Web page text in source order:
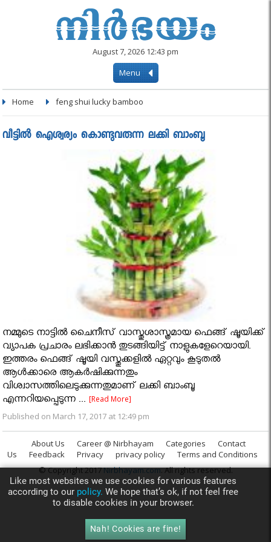
August 7, 2026 12:43 pm
Menu
Home feng shui lucky bamboo
വീട്ടില്‍ ഐശ്വര്യം കൊണ്ടുവരുന്ന ലക്കി ബാംബൂ
നമ്മുടെ നാട്ടില്‍ ചൈനീസ് വാസ്തുശാസ്ത്രമായ ഫെങ്ങ് ഷൂയിക്ക്
വ്യാപക പ്രചാരം ലഭിക്കാന്‍ തുടങ്ങിയിട്ട് നാളുകളേറെയായി.
ഇത്തരം ഫെങ്ങ് ഷൂയി വസ്തുക്കളില്‍ ഏറ്റവും കൂടുതല്‍
ആള്‍ക്കാരെ ആകര്‍ഷിക്കുന്നതും
വിശ്വാസത്തിലെടുക്കുന്നതുമാണ് ലക്കി ബാംബൂ
എന്നറിയപ്പെടുന്ന ...[Read More]
Published on March 17, 2017 at 12:49 pm
About Us Career @ Nirbhayam Categories
Contact
Us
Feedback Privacy privacy policy
Terms and Conditions
© Copyright 2017Nirbhayam.com. All rights reserved.
Like most websites we use cookies for various features
according to our policy. We hope that’s ok, if not feel free
to disable cookies in your browser.
Nah! Cookies are fine!